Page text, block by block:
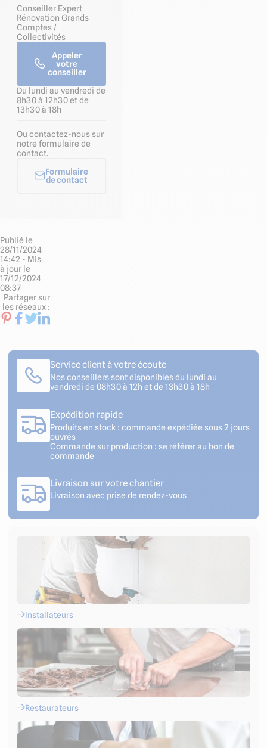
Publié le
28/11/2024
14:42 - Mis
à jour le
17/12/2024
08:37
Partager sur
les réseaux :
Conseiller Expert
Rénovation Grands
Comptes /
Collectivités
Appeler
votre
conseiller
Du lundi au vendredi de
8h30 à 12h30 et de
13h30 à 18h
Ou contactez-nous sur
notre formulaire de
contact.
Formulaire
de contact
Service client à votre écoute
Nos conseillers sont disponibles du lundi au
vendredi de 08h30 à 12h et de 13h30 à 18h
Expédition rapide
Produits en stock : commande expédiée sous 2 jours
ouvrés
Commande sur production : se référer au bon de
commande
Livraison sur votre chantier
Livraison avec prise de rendez-vous
Installateurs
Restaurateurs